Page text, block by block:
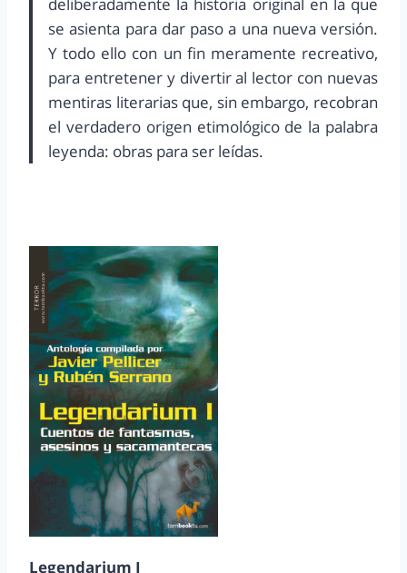
deliberadamente la historia original en la que
se asienta para dar paso a una nueva versión.
Y todo ello con un fin meramente recreativo,
para entretener y divertir al lector con nuevas
mentiras literarias que, sin embargo, recobran
el verdadero origen etimológico de la palabra
leyenda: obras para ser leídas.
Legendarium I